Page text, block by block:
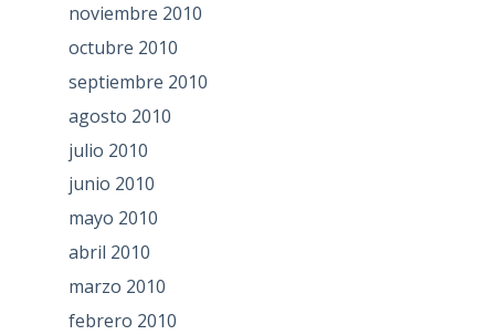
noviembre 2010
octubre 2010
septiembre 2010
agosto 2010
julio 2010
junio 2010
mayo 2010
abril 2010
marzo 2010
febrero 2010